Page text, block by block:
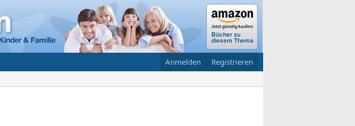
Anmelden Registrieren